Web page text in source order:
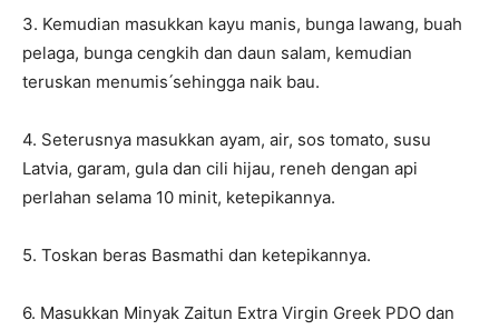
3. Kemudian masukkan kayu manis, bunga lawang, buah
pelaga, bunga cengkih dan daun salam, kemudian
teruskan menumis ́sehingga naik bau.
4. Seterusnya masukkan ayam, air, sos tomato, susu
Latvia, garam, gula dan cili hijau, reneh dengan api
perlahan selama 10 minit, ketepikannya.
5. Toskan beras Basmathi dan ketepikannya.
6. Masukkan Minyak Zaitun Extra Virgin Greek PDO dan